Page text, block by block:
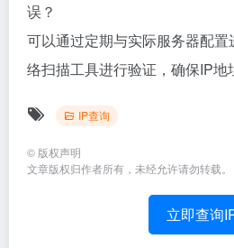
误？
可以通过定期与实际服务器配
络扫描工具进行验证，确保IP地
IP查询
© 版权声明
文章版权归作者所有，未经允许请勿转载。
立即查询